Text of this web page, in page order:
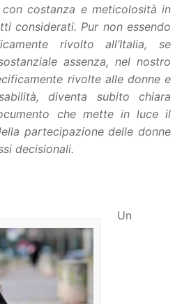
costanza e meticolosità in
considerati. Pur non essendo
rivolto all’Italia, se
assenza, nel nostro
rivolte alle donne e
diventa subito chiara
che mette in luce il
partecipazione delle donne
decisionali.
Un